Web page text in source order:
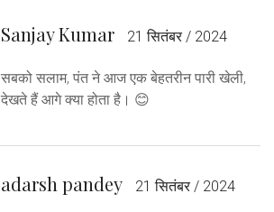
Sanjay Kumar 21 सितंबर / 2024
सबको सलाम, पंत ने आज एक बेहतरीन पारी खेली,
देखते हैं आगे क्या होता है। 😊
adarsh pandey 21 सितंबर / 2024